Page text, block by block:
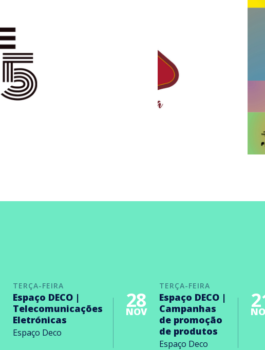
TERÇA-FEIRA
Espaço DECO |
Telecomunicações
Eletrónicas
Espaço Deco
TERÇA-FEIRA
28
NOV
Espaço DECO |
Campanhas
de promoção
de produtos
Espaço Deco